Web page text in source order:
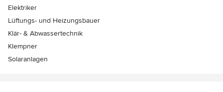
Elektriker
Lüftungs- und Heizungsbauer
Klär- & Abwassertechnik
Klempner
Solaranlagen